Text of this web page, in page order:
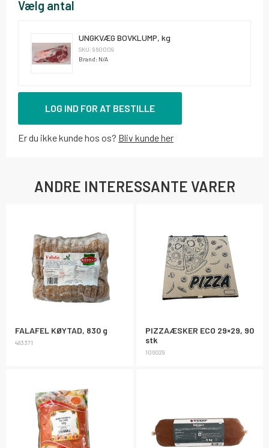
Vælg antal
UNGKVÆG BOVKLUMP, kg
SKU: 960009
Brand: N/A
LOG IND FOR AT BESTILLE
Er du ikke kunde hos os? Bliv kunde her
ANDRE INTERESSANTE VARER
FALAFEL KØYTAD, 830 g
483371
PIZZAÆSKER ECO 29×29, 90
stk
106029